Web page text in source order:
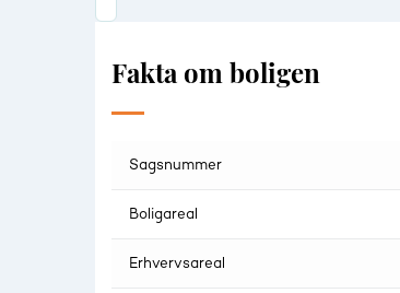
Fakta om boligen
Sagsnummer
Boligareal
Erhvervsareal